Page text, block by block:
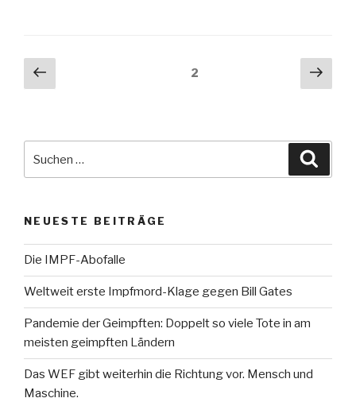
Beitragsnavigation
Vorherige
Seite
2
nach:
NEUESTE BEITRÄGE
Die IMPF-Abofalle
Weltweit erste Impfmord-Klage gegen Bill Gates
Pandemie der Geimpften: Doppelt so viele Tote in am
meisten geimpften Ländern
Das WEF gibt weiterhin die Richtung vor. Mensch und
Maschine.